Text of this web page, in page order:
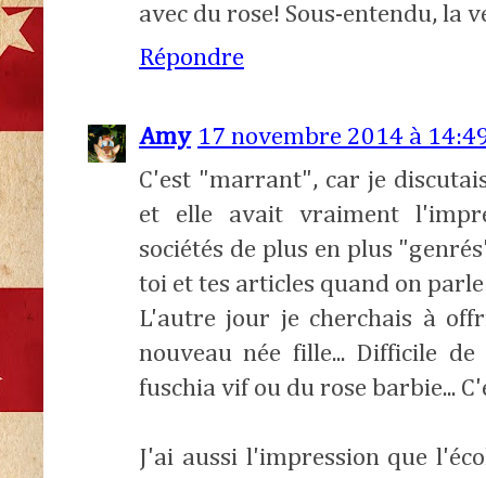
avec du rose! Sous-entendu, la
Répondre
Amy 17 novembre 2014 à
C'est "marrant", car je
et elle avait vraiment
sociétés de plus en plus
toi et tes articles quand on parle
L'autre jour je cherchais à
nouveau née fille... Difficile
fuschia vif ou du rose barbie...
J'ai aussi l'impression que